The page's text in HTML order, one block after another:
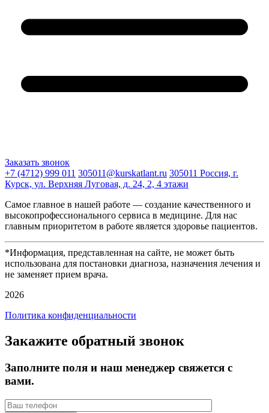
Заказать звонок
+7 (4712) 999 011 305011@kurskatlant.ru 305011 Россия, г.
Курск, ул. Верхняя Луговая, д. 24, 2, 4 этажи
Самое главное в нашей работе — создание качественного и
высокопрофессионального сервиса в медицине. Для нас
главным приоритетом в работе является здоровье пациентов.
*Информация, представленная на сайте, не может быть
использована для постановки диагноза, назначения лечения и
не заменяет прием врача.
2026
Политика конфиденциальности
Закажите обратный звонок
Заполните поля и наш менеджер свяжется с
вами.